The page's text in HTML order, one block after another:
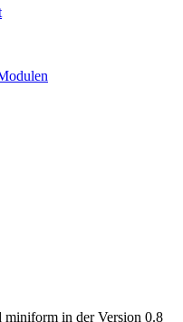
miniform in der Version 0.8